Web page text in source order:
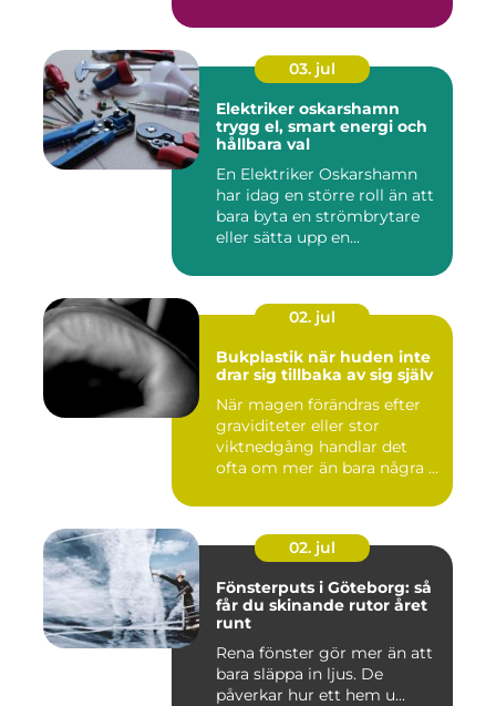
03. jul
Elektriker oskarshamn
trygg el, smart energi och
hållbara val
En Elektriker Oskarshamn
har idag en större roll än att
bara byta en strömbrytare
eller sätta upp en...
02. jul
Bukplastik när huden inte
drar sig tillbaka av sig själv
När magen förändras efter
graviditeter eller stor
viktnedgång handlar det
ofta om mer än bara några ...
02. jul
Fönsterputs i Göteborg: så
får du skinande rutor året
runt
Rena fönster gör mer än att
bara släppa in ljus. De
påverkar hur ett hem u...